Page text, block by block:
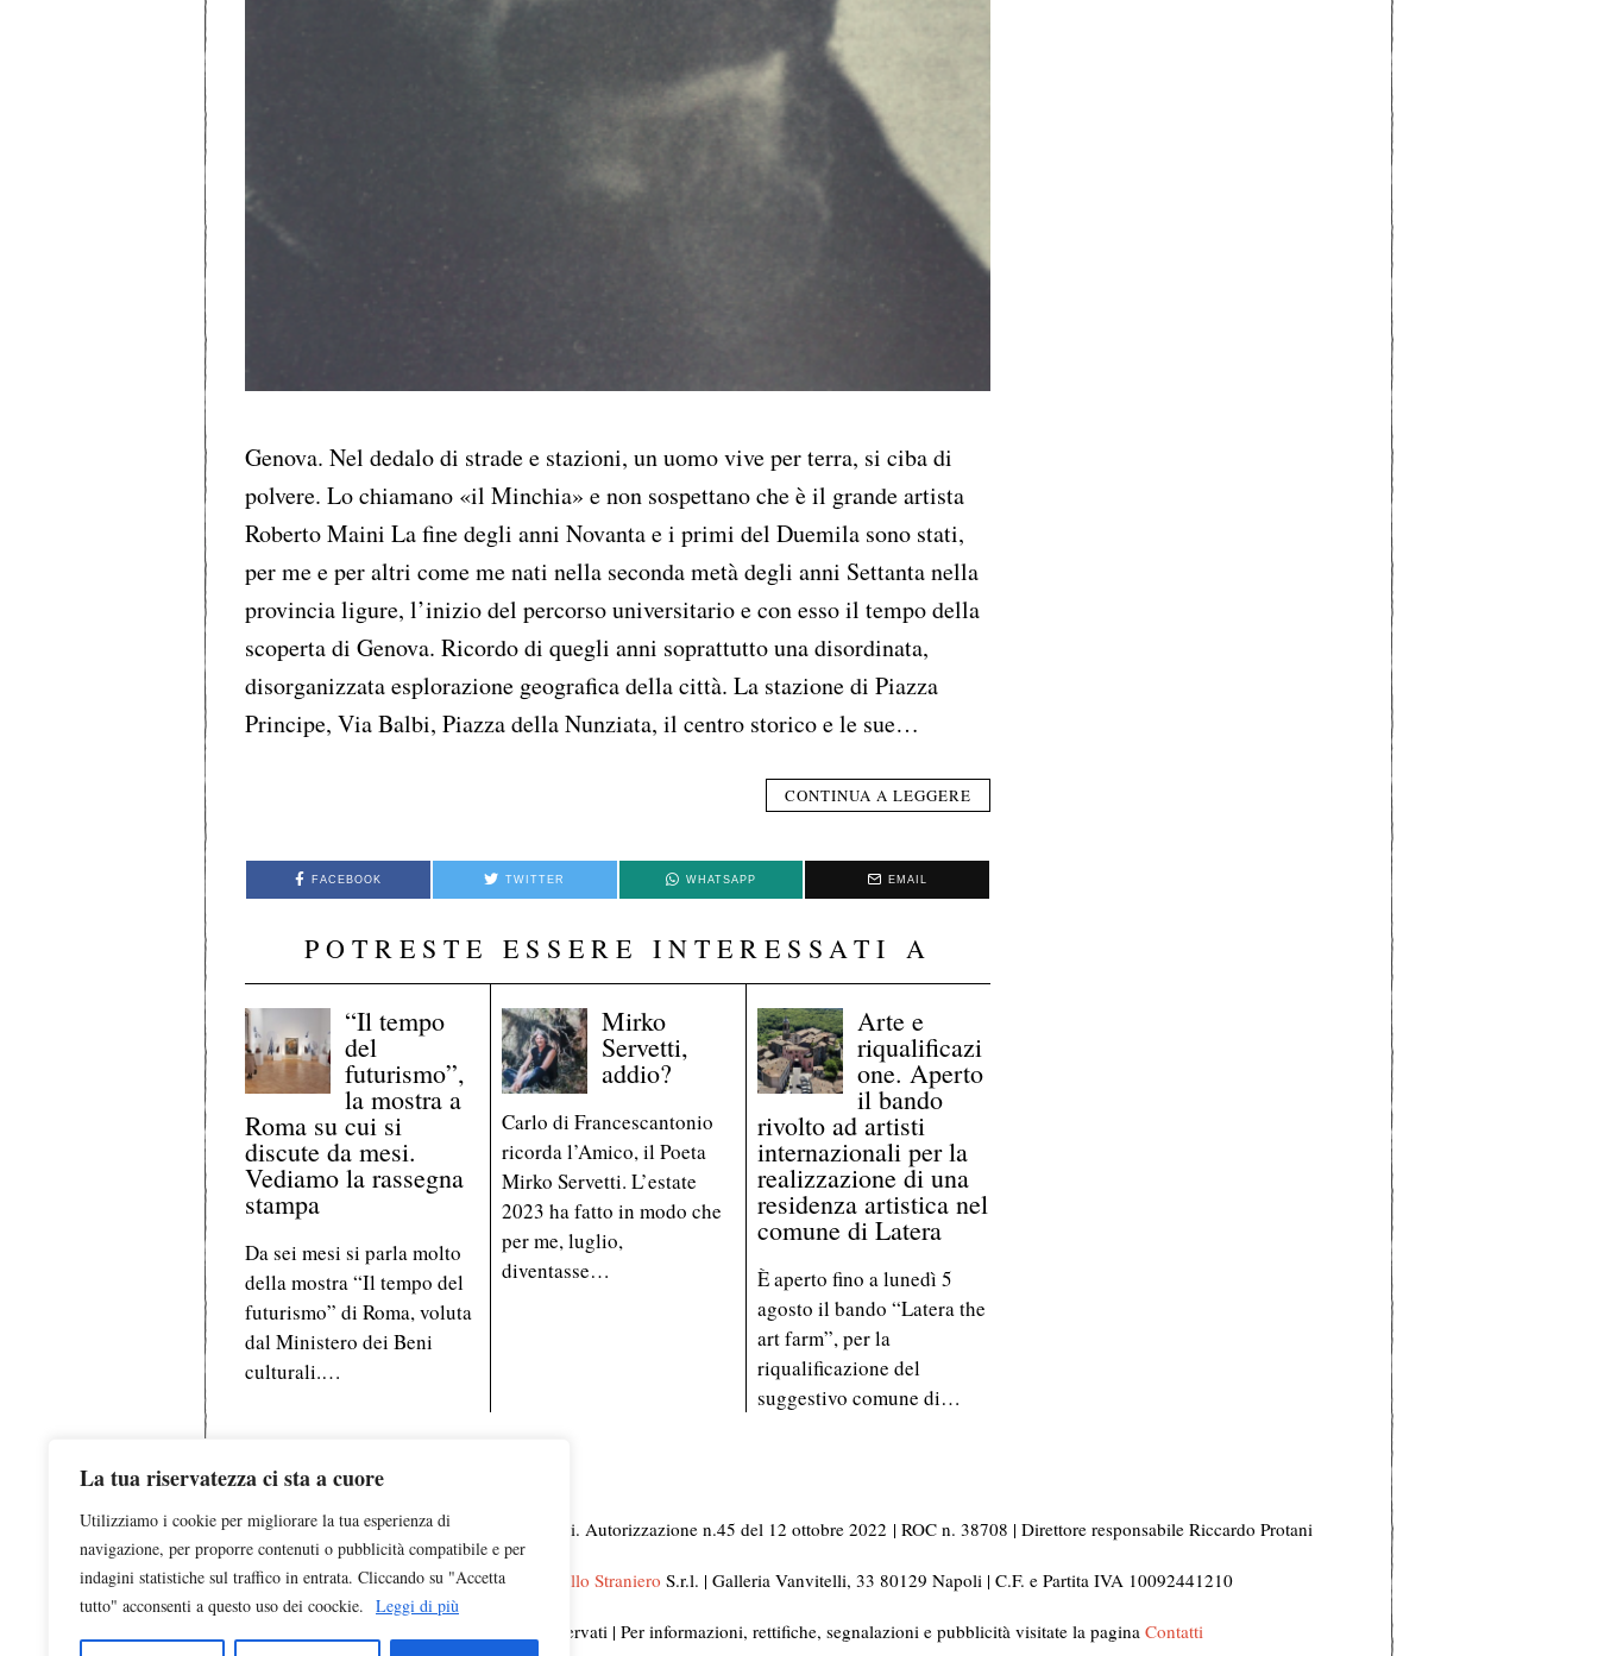
La tua riservatezza ci sta a cuore
Utilizziamo i cookie per migliorare la tua esperienza di
navigazione, per proporre contenuti o pubblicità compatibile e per
indagini statistiche sul traffico in entrata. Cliccando su "Accetta
tutto" acconsenti a questo uso dei coockie. Leggi di più
Genova. Nel dedalo di strade e stazioni, un uomo vive per terra, si ciba di
polvere. Lo chiamano «il Minchia» e non sospettano che è il grande artista
Roberto Maini La fine degli anni Novanta e i primi del Duemila sono stati,
per me e per altri come me nati nella seconda metà degli anni Settanta nella
provincia ligure, l’inizio del percorso universitario e con esso il tempo della
scoperta di Genova. Ricordo di quegli anni soprattutto una disordinata,
disorganizzata esplorazione geografica della città. La stazione di Piazza
Principe, Via Balbi, Piazza della Nunziata, il centro storico e le sue…
CONTINUA A LEGGERE
FACEBOOK TWITTER WHATSAPP EMAIL
POTRESTE ESSERE INTERESSATI A
“Il tempo
del
futurismo”,
la mostra a
Roma su cui si
discute da mesi.
Vediamo la rassegna
stampa
Da sei mesi si parla molto
della mostra “Il tempo del
futurismo” di Roma, voluta
dal Ministero dei Beni
culturali.…
Mirko
Servetti,
addio?
Carlo di Francescantonio
ricorda l’Amico, il Poeta
Mirko Servetti. L’estate
2023 ha fatto in modo che
per me, luglio,
diventasse…
Arte e
riqualificazi
one. Aperto
il bando
rivolto ad artisti
internazionali per la
realizzazione di una
residenza artistica nel
comune di Latera
È aperto fino a lunedì 5
agosto il bando “Latera the
art farm”, per la
riqualificazione del
suggestivo comune di…
Testata registrata al Tribunale di Napoli. Autorizzazione n.45 del 12 ottobre 2022 | ROC n. 38708 | Direttore responsabile Riccardo Protani
È pubblicata daEdizioni dello Straniero S.r.l. | Galleria Vanvitelli, 33 80129 Napoli | C.F. e Partita IVA 10092441210
© 2023 Tutti i diritti riservati | Per informazioni, rettifiche, segnalazioni e pubblicità visitate la pagina Contatti